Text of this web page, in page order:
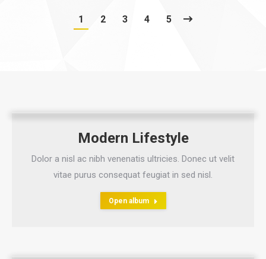
1 2 3 4 5
Modern Lifestyle
Dolor a nisl ac nibh venenatis ultricies. Donec ut velit
vitae purus consequat feugiat in sed nisl.
Open album